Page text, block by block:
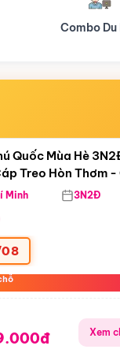
Tour Doanh
06:25:56
Treo Hòn Thơm
Quốc Mùa Hè
Treo Hòn Thơm -
Viên Nước
Minh 3N2Đ
Xem